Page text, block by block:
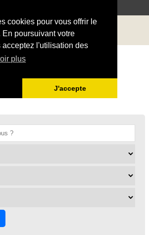
cookies pour vous offrir le
poursuivant votre
acceptez l'utilisation des
plus
J'accepte